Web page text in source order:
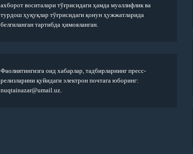
ахборот воситалари тўғрисидаги ҳамда муаллифлик ва
турдош ҳуқуқлар тўғрисидаги қонун ҳужжатларида
белгиланган тартибда ҳимояланган.
Фаолиятингизга оид хабарлар, тадбирларнинг пресс-
релизларини қуйидаги электрон почтага юборинг:
nuqtainazar@umail.uz.